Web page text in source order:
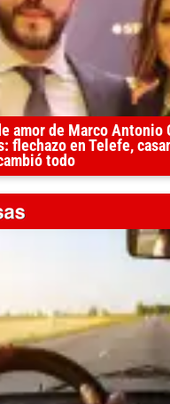
amor de Marco Antonio
flechazo en Telefe,
todo